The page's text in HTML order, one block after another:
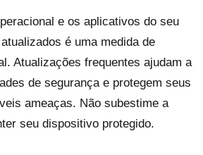
e os aplicativos do seu
é uma medida de
Atualizações frequentes ajudam a
de segurança e protegem seus
ameaças. Não subestime a
seu dispositivo protegido.